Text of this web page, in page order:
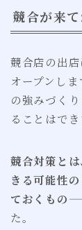
競合が来
競合店の出
オープンし
の強みづく
ることはでき
競合対策と
きる可能性
ておくもの
た。